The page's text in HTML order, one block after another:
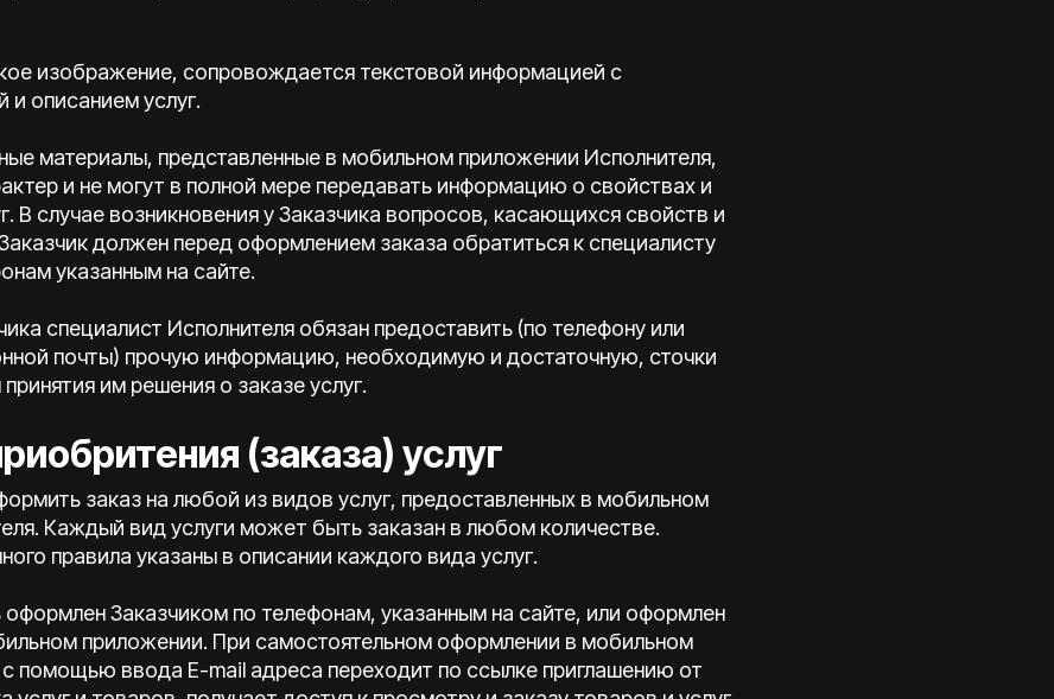
изображение, сопровождается текстовой информацией с
описанием услуг.
материалы, представленные в мобильном приложении Исполнителя,
и не могут в полной мере передавать информацию о свойствах и
В случае возникновения у Заказчика вопросов, касающихся свойств и
должен перед оформлением заказа обратиться к специалисту
указанным на сайте.
специалист Исполнителя обязан предоставить (по телефону или
почты) прочую информацию, необходимую и достаточную, сточки
им решения о заказе услуг.
(заказа) услуг
заказ на любой из видов услуг, предоставленных в мобильном
Каждый вид услуги может быть заказан в любом количестве.
правила указаны в описании каждого вида услуг.
Заказчиком по телефонам, указанным на сайте, или оформлен
приложении. При самостоятельном оформлении в мобильном
помощью ввода Е-mail адреса переходит по ссылке приглашению от